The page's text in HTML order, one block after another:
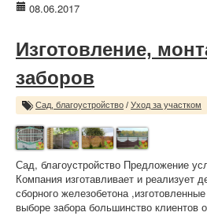
08.06.2017
Изготовление,
заборов
Сад, благоустройство / Уход за участком
Сад, благоустройство Предложение
Компания изготавливает и реализует
сборного железобетона
выборе забора большинство клиентов